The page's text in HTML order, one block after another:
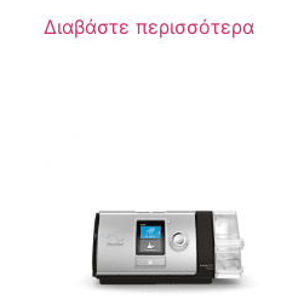
Διαβάστε περισσότερα